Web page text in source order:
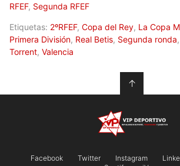
RFEF, Segunda RFEF
Etiquetas: 2ºRFEF, Copa del Rey, La Copa
Primera División, Real Betis, Segunda ronda,
Torrent, Valencia
↑
Facebook Twitter Instagram